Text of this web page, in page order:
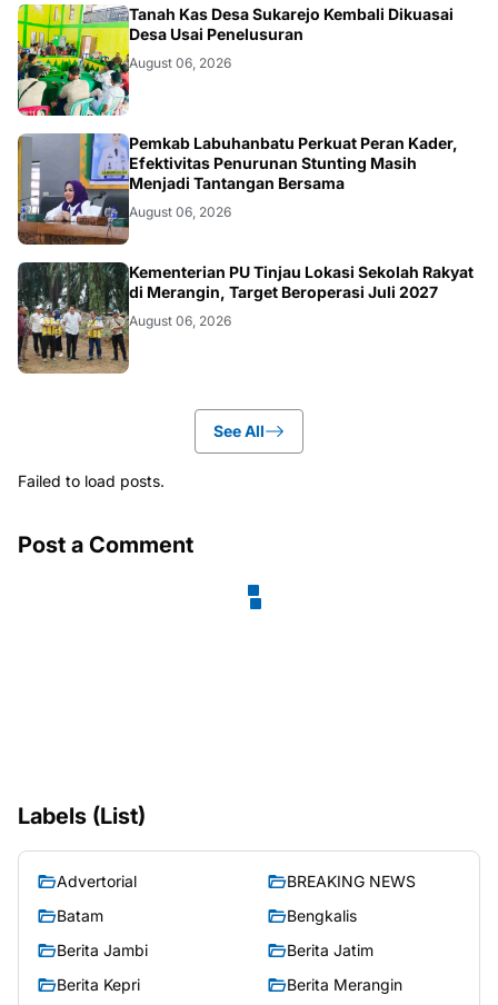
BANGKO
Tanah Kas Desa Sukarejo Kembali Dikuasai
Desa Usai Penelusuran
August 06, 2026
BERITA
Pemkab Labuhanbatu Perkuat Peran Kader,
Efektivitas Penurunan Stunting Masih
Menjadi Tantangan Bersama
August 06, 2026
BANGKO
Kementerian PU Tinjau Lokasi Sekolah Rakyat
di Merangin, Target Beroperasi Juli 2027
August 06, 2026
See All
Failed to load posts.
Post a Comment
Labels (List)
Advertorial
BREAKING NEWS
Batam
Bengkalis
Berita Jambi
Berita Jatim
Berita Kepri
Berita Merangin